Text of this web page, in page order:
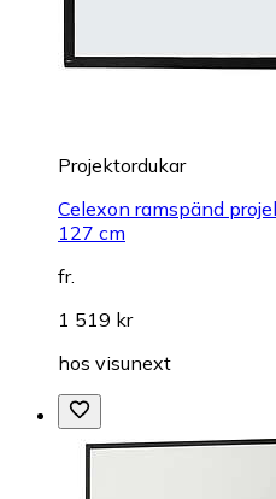
Projektordukar
Celexon ramspänd
127 cm
fr.
1 519 kr
hos visunext